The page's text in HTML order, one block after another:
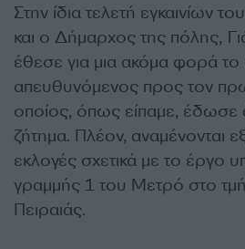
Στην ίδια τελετή εγκαινίων
και ο Δήμαρχος της πόλης,
έθεσε για μια ακόμα φορά το
απευθυνόμενος προς τον
οποίος, όπως είπαμε, έδωσε
ζήτημα. Πλέον, αναμένονται
εκλογές σχετικά με το έργο
γραμμής 1 του Μετρό στο
Πειραιάς.